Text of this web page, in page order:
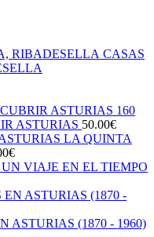
CASAS
160
ASTURIAS 50.00€
LA QUINTA
€
UN VIAJE EN EL TIEMPO
ASTURIAS (1870 - 1960)